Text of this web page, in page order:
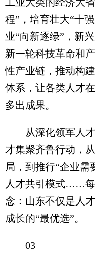
程”，培育壮大“十
业“向新逐绿”，新
新一轮科技革命和
性产业链，推动构
体系，让各类人才
多出成果。
从深化领军人才“
才集聚齐鲁行动，
局，到推行“企业需
人才共引模式……每
念：山东不仅是人
成长的“最优选”。
03